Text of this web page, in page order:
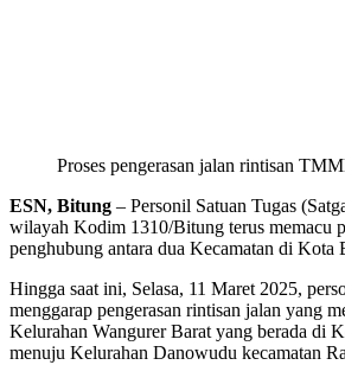
Proses pengerasan jalan rintisan
ESN, Bitung – Personil Satuan Tugas
wilayah Kodim 1310/Bitung terus memacu
penghubung antara dua Kecamatan di Kota
Hingga saat ini, Selasa, 11 Maret 2025,
menggarap pengerasan rintisan jalan yang
Kelurahan Wangurer Barat yang berada di
menuju Kelurahan Danowudu kecamatan